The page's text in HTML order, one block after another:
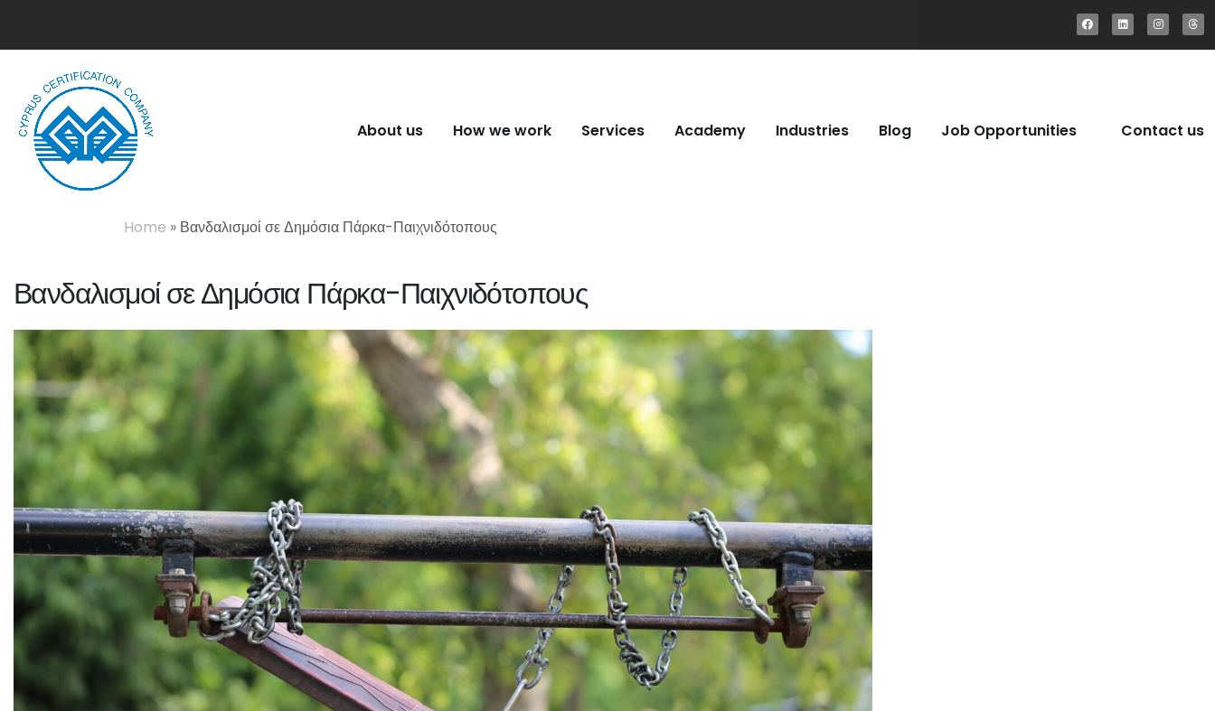
About us How we work Services Academy Industries Blog Job Opportunities Contact us
Home » Βανδαλισμοί σε Δημόσια Πάρκα-Παιχνιδότοπους
Βανδαλισμοί σε Δημόσια Πάρκα-Παιχνιδότοπους